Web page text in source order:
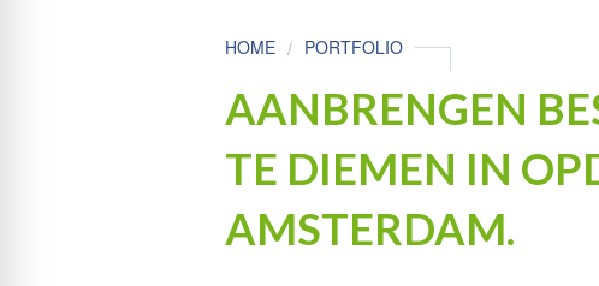
HOME PORTFOLIO
AANBRENGEN
TE DIEMEN IN
AMSTERDAM.